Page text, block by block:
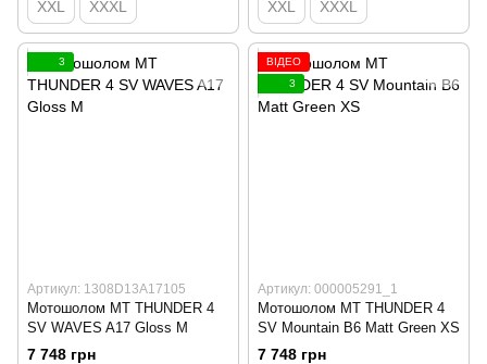
XXL XXXL XXL XXXL
3
Артикул: 1308D13A17105
Мотошолом MT THUNDER 4
SV WAVES A17 Gloss M
7 748 грн
ВІДЕО
3
Артикул: 000005291_1
Мотошолом MT THUNDER 4
SV Mountain B6 Matt Green XS
7 748 грн